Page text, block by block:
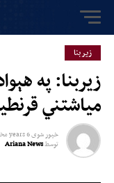
زیر بنا
زیربنا: په
میاشتني
خپور شوی6 years مخکي
توسطAriana News